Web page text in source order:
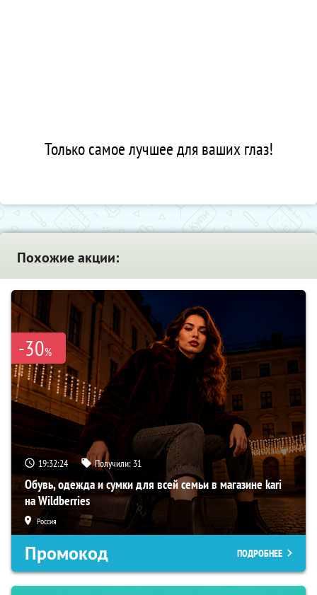
Только самое лучшее для ваших глаз!
Похожие акции:
-30%
19:32:22 Получили: 31
Обувь, одежда и сумки для всей семьи в магазине kari
на Wildberries
Россия
Промокод ПОДРОБНЕЕ